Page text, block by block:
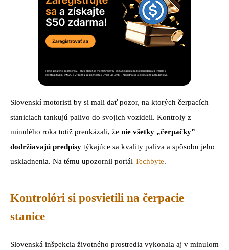
Slovenskí motoristi by si mali dať pozor, na ktorých čerpacích
staniciach tankujú palivo do svojich vozideil. Kontroly z
minulého roka totiž preukázali, že nie všetky „čerpačky”
dodržiavajú predpisy týkajúce sa kvality paliva a spôsobu jeho
uskladnenia. Na tému upozornil portál Techbyte.
Kontrolóri si posvietili na čerpacie
stanice
Slovenská inšpekcia životného prostredia vykonala aj v minulom